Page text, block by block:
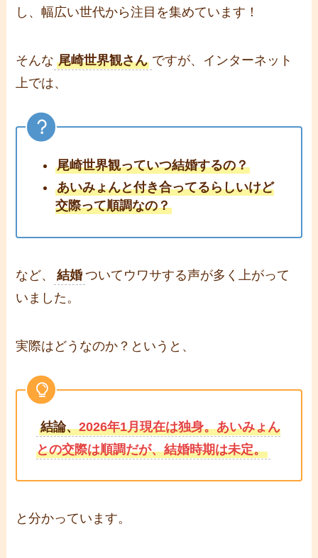
し、幅広い世代から注目を集めています！
そんな 尾崎世界観さん ですが、インターネット
上では、
尾崎世界観っていつ結婚するの？
あいみょんと付き合ってるらしいけど
交際って順調なの？
など、 結婚 ついてウワサする声が多く上がって
いました。
実際はどうなのか？というと、
結論、2026年1月現在は独身。あいみょん
との交際は順調だが、結婚時期は未定。
と分かっています。